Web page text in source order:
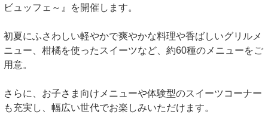
ビュッフェ～』を開催します。
初夏にふさわしい軽やかで爽やかな料理や香ばしいグリルメ
ニュー、柑橘を使ったスイーツなど、約60種のメニューをご
用意。
さらに、お子さま向けメニューや体験型のスイーツコーナー
も充実し、幅広い世代でお楽しみいただけます。